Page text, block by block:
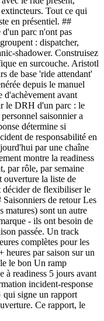
Tout ce qui
en présentiel. ##
parc n'ont pas
: dispatcher,
shadower. Construisez
en surcouche. Aristotl
de base 'ride attendant'
depuis le manuel
d'achèvement avant
le DRH d'un parc : le
saisonnier a
détermine si
de responsabilité en
par une chaîne
montre la readiness
par rôle, par semaine
la liste de
décider de flexibiliser le
de retour Les
matures) sont un autre
- ils ont besoin de
passée. Un track
complètes pour les
heures par saison sur un
le bon Un ramp
à readiness 5 jours avant
incident-response
qui signe un rapport
Ce rapport, le